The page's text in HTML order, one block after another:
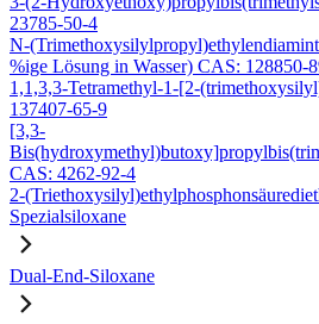
23785-50-4
N-
%ige Lösung in Wasser) CAS: 128850-
1,1,3,3-Tetramethyl-1-[2-
137407-65-9
[3,3-
CAS: 4262-92-4
2-
Spezialsiloxane
Dual-End-Siloxane